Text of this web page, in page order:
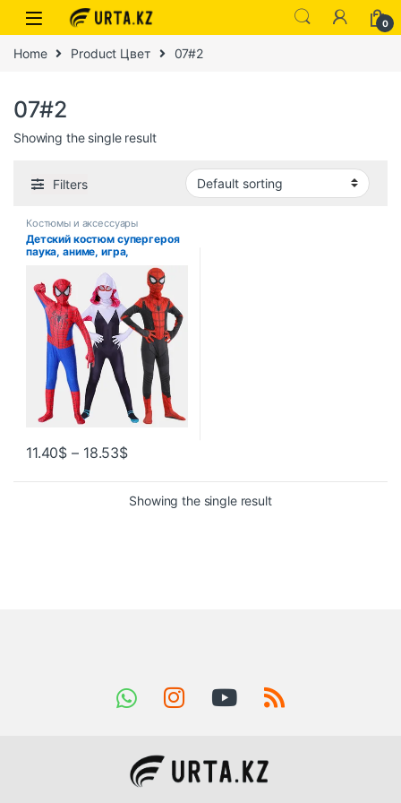
0
Home Product Цвет 07#2
07#2
Showing the single result
Filters
Костюмы и аксессуары
Детский костюм супергероя
паука, аниме, игра,
ролевых игр, костюм для
вечеринки на Хэллоуин,
игровой костюм, детский
подарок
11.40$ – 18.53$
Showing the single result